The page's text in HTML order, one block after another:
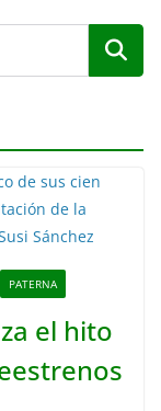
PATERNA
el hito